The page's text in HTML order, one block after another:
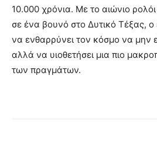
10.000 χρόνια. Με το αιώνιο
σε ένα βουνό στο Δυτικό Τέξας, ο
να ενθαρρύνει τον κόσμο να μην
αλλά να υιοθετήσει μια πιο
των πραγμάτων.